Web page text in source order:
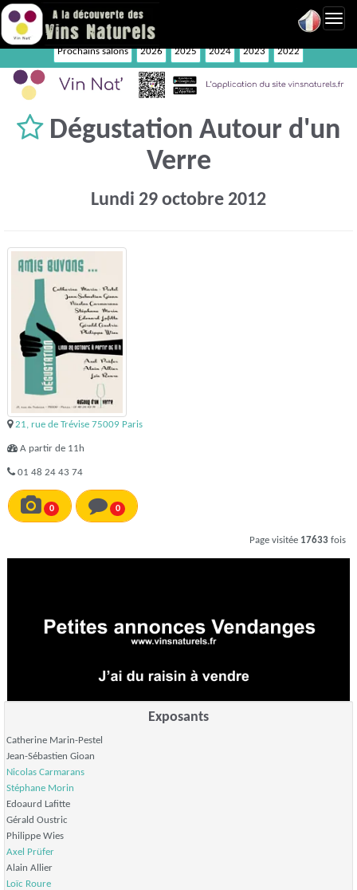
Prochains salons 2026 2025 2024 2023 2022
Dégustation Autour d'un
Verre
Lundi 29 octobre 2012
21, rue de Trévise 75009 Paris
A partir de 11h
01 48 24 43 74
0 0
Page visitée 17633 fois
Exposants
Catherine Marin-Pestel
Jean-Sébastien Gioan
Nicolas Carmarans
Stéphane Morin
Edoaurd Lafitte
Gérald Oustric
Philippe Wies
Axel Prüfer
Alain Allier
Loïc Roure